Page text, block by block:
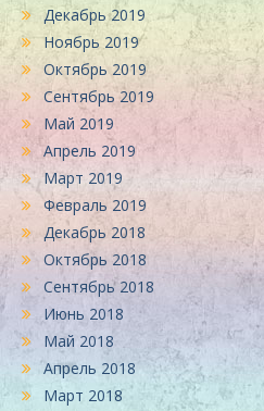
Декабрь 2019
Ноябрь 2019
Октябрь 2019
Сентябрь 2019
Май 2019
Апрель 2019
Март 2019
Февраль 2019
Декабрь 2018
Октябрь 2018
Сентябрь 2018
Июнь 2018
Май 2018
Апрель 2018
Март 2018